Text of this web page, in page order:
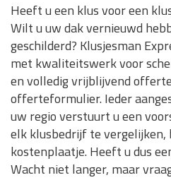
Heeft u een klus voor een
Wilt u uw dak vernieuwd
geschilderd? Klusjesman
met kwaliteitswerk voor
en volledig vrijblijvend
offerteformulier. Ieder
uw regio verstuurt u een
elk klusbedrijf te
kostenplaatje. Heeft u dus
Wacht niet langer, maar